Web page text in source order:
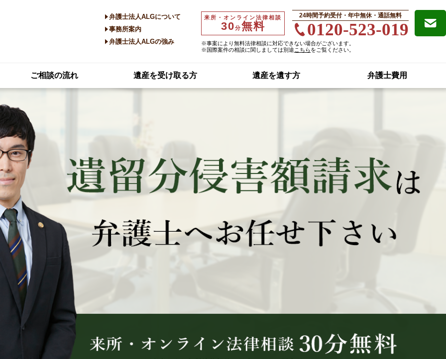
来所・オンライン法律相談
30分無料
24時間予約受付・年中無休・通話無料
0120-523-019
※事案により無料法律相談に対応できない場合がございます。
※国際案件の相談に関しましては別途 こちらをご覧ください。
弁護士法人ALGについて
事務所案内
弁護士法人ALGの強み
ご相談の流れ 遺産を受け取る方 遺産を遺す方 弁護士費用